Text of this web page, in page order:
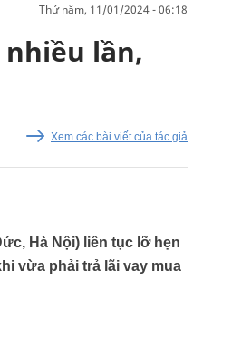
thứ năm, 11/01/2024 - 06:18
lần,
Xem các bài viết của tác giả
Hà Nội) liên tục lỡ hẹn
vừa phải trả lãi vay mua